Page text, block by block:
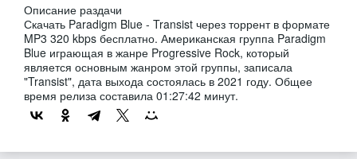
Описание раздачи
Скачать Paradigm Blue - Transist через торрент в формате
MP3 320 kbps бесплатно. Американская группа Paradigm
Blue играющая в жанре Progressive Rock, который
является основным жанром этой группы, записала
"Transist", дата выхода состоялась в 2021 году. Общее
время релиза составила 01:27:42 минут.